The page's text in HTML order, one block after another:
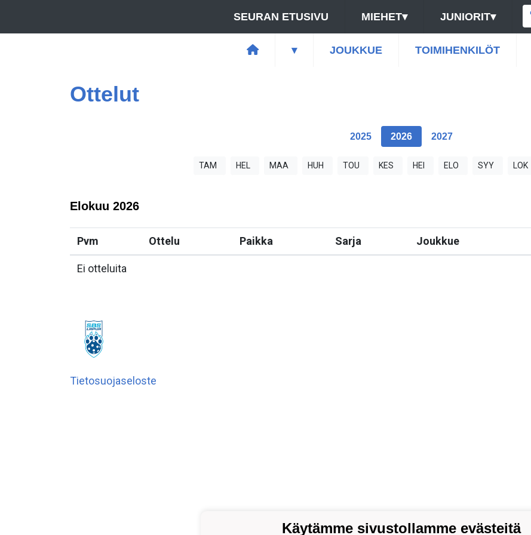
SEURAN ETUSIVU MIEHET▾ JUNIORIT▾
▾ JOUKKUE TOIMIHENKILÖT
Ottelut
2025 2026 2027
TAM HEL MAA HUH TOU KES HEI ELO SYY LOK
Elokuu 2026
Pvm Ottelu Paikka Sarja Joukkue
Ei otteluita
Tietosuojaseloste
Käytämme sivustollamme evästeitä